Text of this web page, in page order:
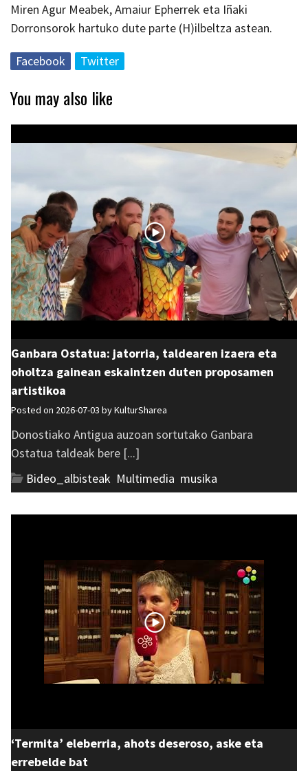
Miren Agur Meabek, Amaiur Epherrek eta Iñaki
Dorronsorok hartuko dute parte (H)ilbeltza astean.
Facebook Twitter
You may also like
Ganbara Ostatua: jatorria, taldearen izaera eta
oholtza gainean eskaintzen duten proposamen
artistikoa
Posted on 2026-07-03 byKulturSharea
Donostiako Antigua auzoan sortutako Ganbara
Ostatua taldeak bere [...]
Bideo_albisteak Multimedia musika
‘Termita’ eleberria, ahots deseroso, aske eta
errebelde bat